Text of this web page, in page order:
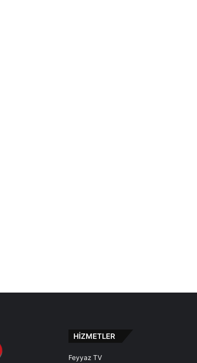
HİZMETLER
Feyyaz TV